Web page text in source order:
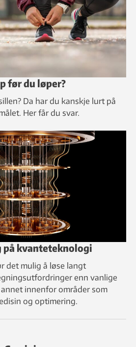
før du løper?
Da har du kanskje lurt på
Her får du svar.
på kvanteteknologi
det mulig å løse langt
enn vanlige
innenfor områder som
og optimering.